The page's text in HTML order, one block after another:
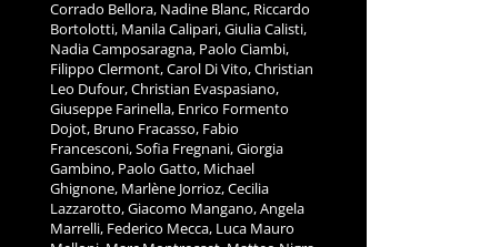
Corrado Bellora, Nadine Blanc, Riccardo
Bortolotti, Manila Calipari, Giulia Calisti,
Nadia Camposaragna, Paolo Ciambi,
Filippo Clermont, Carol Di Vito, Christian
Leo Dufour, Christian Evaspasiano,
Giuseppe Farinella, Enrico Formento
Dojot, Bruno Fracasso, Fabio
Francesconi, Sofia Fregnani, Giorgia
Gambino, Paolo Gatto, Michael
Ghignone, Marlène Jorrioz, Cecilia
Lazzarotto, Giacomo Mangano, Angela
Marrelli, Federico Mecca, Luca Mauro